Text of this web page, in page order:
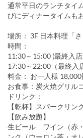
通常平日のランチタイ
びにディナータイムも
場所： 3F 日本料理「
時間：
11:30～15:00 (最終入
17:30～22:00（最終入
料金： お一人様 18,000
お食事：炭火焼グリル
ドリンク：
【乾杯】スパークリン
【飲み放題】
生ビール ワイン（赤